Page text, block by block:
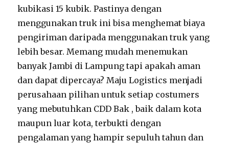
kubikasi 15 kubik. Pastinya dengan
menggunakan truk ini bisa menghemat biaya
pengiriman daripada menggunakan truk yang
lebih besar. Memang mudah menemukan
banyak Jambi di Lampung tapi apakah aman
dan dapat dipercaya? Maju Logistics menjadi
perusahaan pilihan untuk setiap costumers
yang mebutuhkan CDD Bak , baik dalam kota
maupun luar kota, terbukti dengan
pengalaman yang hampir sepuluh tahun dan